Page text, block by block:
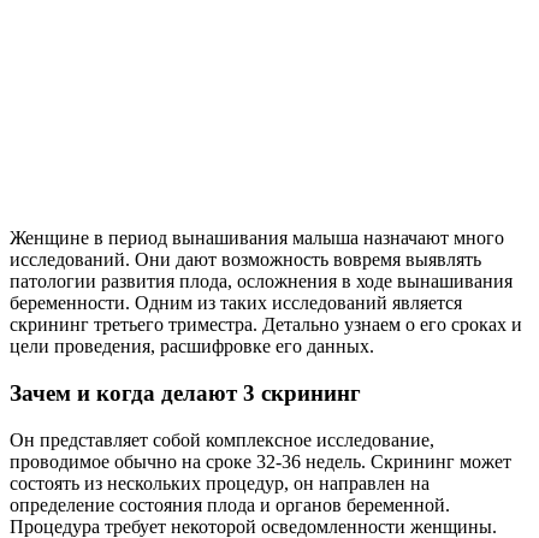
Женщине в период вынашивания малыша назначают много
исследований. Они дают возможность вовремя выявлять
патологии развития плода, осложнения в ходе вынашивания
беременности. Одним из таких исследований является
скрининг третьего триместра. Детально узнаем о его сроках и
цели проведения, расшифровке его данных.
Зачем и когда делают 3 скрининг
Он представляет собой комплексное исследование,
проводимое обычно на сроке 32-36 недель. Скрининг может
состоять из нескольких процедур, он направлен на
определение состояния плода и органов беременной.
Процедура требует некоторой осведомленности женщины.